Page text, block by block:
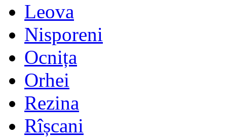
Leova
Nisporeni
Ocnița
Orhei
Rezina
Rîșcani